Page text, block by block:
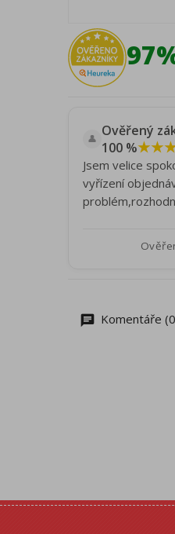
👤 Ověřený
100 %
Jsem velice
vyřízení
Komentáře